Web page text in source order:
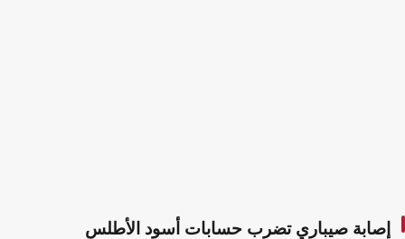
إصابة صيباري تضرب حسابات أسود الأطلس